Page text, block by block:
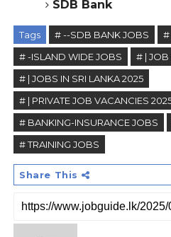
SDB Bank
Tags # --SDB BANK JOBS
#
# -ISLAND WIDE JOBS
# | JOB
# | JOBS IN SRI LANKA 2025
# | PRIVATE JOB VACANCIES
# BANKING-INSURANCE JOBS
# TRAINING JOBS
Share This